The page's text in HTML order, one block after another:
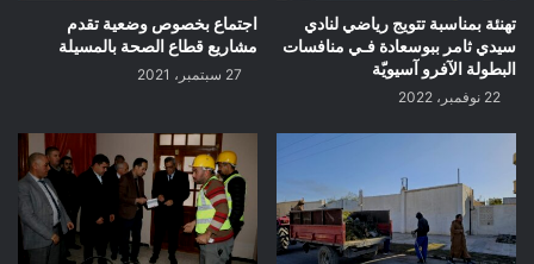
تهنئة بمناسبة تتويج رياضي لنادي
سيدي ثامر ببوسعادة فـي منافسات
البطولة الآفرو آسيويّة
22 نوفمبر، 2022
اجتماع بخصوص وضعية تقدم
مشاريع قطاع الصحة بالمسيلة
27 سبتمبر، 2021